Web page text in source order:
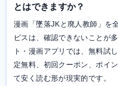
とはできますか？
漫画「墜落JKと廃人教師」を
ビスは、確認できないことが
ト・漫画アプリでは、無料試
定無料、初回クーポン、ポイ
て安く読む形が現実的です。